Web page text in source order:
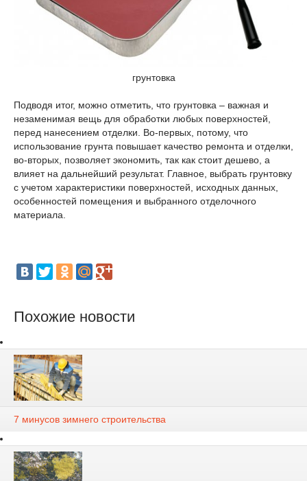
грунтовка
Подводя итог, можно отметить, что грунтовка – важная и
незаменимая вещь для обработки любых поверхностей,
перед нанесением отделки. Во-первых, потому, что
использование грунта повышает качество ремонта и отделки,
во-вторых, позволяет экономить, так как стоит дешево, а
влияет на дальнейший результат. Главное, выбрать грунтовку
с учетом характеристики поверхностей, исходных данных,
особенностей помещения и выбранного отделочного
материала.
Похожие новости
7 минусов зимнего строительства